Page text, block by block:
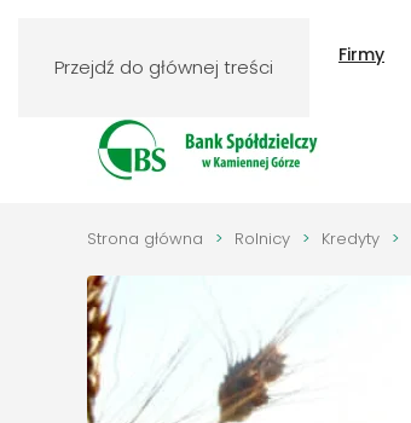
Przejdź do głównej treści
Klienci indywidualni Firmy
Strona główna Rolnicy Kredyty